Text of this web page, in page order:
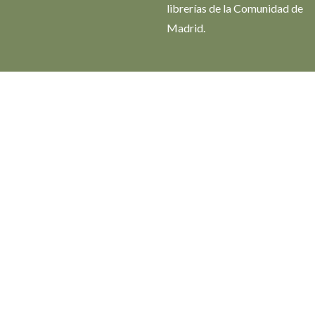
librerías de la Comunidad de
Madrid.